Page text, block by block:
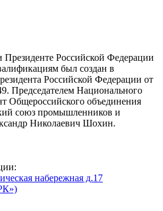
Российской Федерации
был создан в
Российской Федерации от
Председателем Национального
Общероссийского объединения
союз промышленников и
Николаевич Шохин.
набережная д.17